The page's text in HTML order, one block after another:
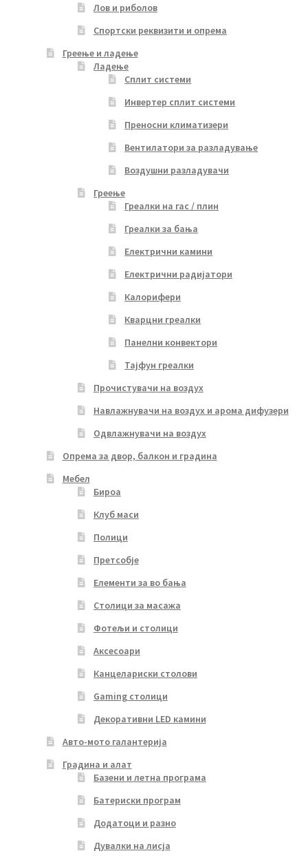
Лов и риболов
Спортски реквизити и опрема
Греење и ладење
Ладење
Сплит системи
Инвертер сплит системи
Преносни климатизери
Вентилатори за разладување
Воздушни разладувачи
Греење
Греалки на гас / плин
Греалки за бања
Електрични камини
Електрични радијатори
Калорифери
Кварцни греалки
Панелни конвектори
Тајфун греалки
Прочистувачи на воздух
Навлажнувачи на воздух и арома дифузери
Одвлажнувачи на воздух
Опрема за двор, балкон и градина
Мебел
Бироа
Клуб маси
Полици
Претсобје
Елементи за во бања
Столици за масажа
Фотељи и столици
Аксесоари
Канцелариски столови
Gaming столици
Декоративни LED камини
Авто-мото галантерија
Градина и алат
Базени и летна програма
Батериски програм
Додатоци и разно
Дувалки на лисја